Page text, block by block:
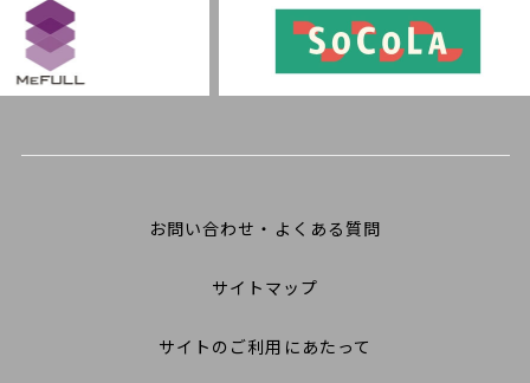
お問い合わせ・よくある質問
サイトマップ
サイトのご利用にあたって